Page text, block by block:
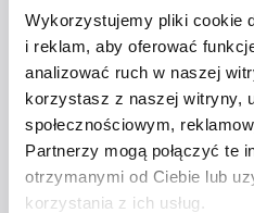
Wykorzystujemy pliki cookie
i reklam, aby oferować
analizować ruch w naszej
korzystasz z naszej witryny,
społecznościowym,
Partnerzy mogą połączyć te
otrzymanymi od Ciebie lub
korzystania z ich usług.